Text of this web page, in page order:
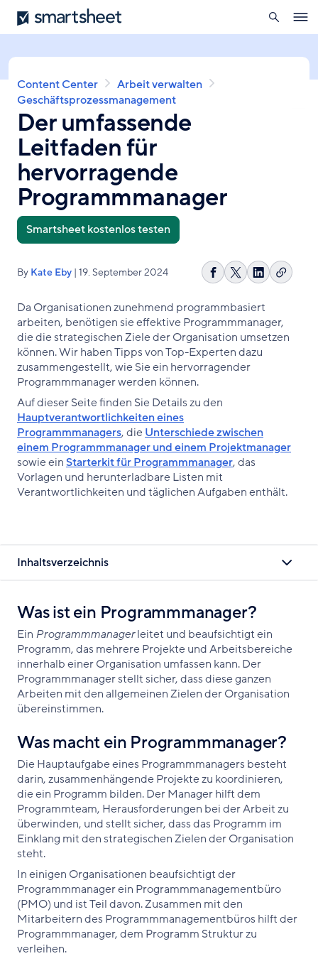
Direkt
zum
Smartsheet
öffnen
Pfadnavigation
Content Center
Arbeit verwalten
Geschäftsprozessmanagement
Der umfassende
Leitfaden für
hervorragende
Programmmanager
Smartsheet kostenlos testen
By Kate Eby | 19. September 2024
Auf
teilen
Share
X
Auf
teilen
Link
Da Organisationen zunehmend programmbasiert
arbeiten, benötigen sie effektive Programmmanager,
die die strategischen Ziele der Organisation umsetzen
können. Wir haben Tipps von Top-Experten dazu
zusammengestellt, wie Sie ein hervorragender
Programmmanager werden können.
Auf dieser Seite finden Sie Details zu den
Hauptverantwortlichkeiten eines
Programmmanagers, dieUnterschiede zwischen
einem Programmmanager und einem Projektmanager
sowie einStarterkit für Programmmanager, das
Vorlagen und herunterladbare Listen mit
Verantwortlichkeiten und täglichen Aufgaben enthält.
Inhaltsverzeichnis
Was ist ein Programmmanager?
Ein Programmmanagerleitet und beaufsichtigt ein
Programm, das mehrere Projekte und Arbeitsbereiche
innerhalb einer Organisation umfassen kann. Der
Programmmanager stellt sicher, dass diese ganzen
Arbeiten mit den allgemeinen Zielen der Organisation
übereinstimmen.
Was macht ein Programmmanager?
Die Hauptaufgabe eines Programmmanagers besteht
darin, zusammenhängende Projekte zu koordinieren,
die ein Programm bilden. Der Manager hilft dem
Programmteam, Herausforderungen bei der Arbeit zu
überwinden, und stellt sicher, dass das Programm im
Einklang mit den strategischen Zielen der Organisation
steht.
In einigen Organisationen beaufsichtigt der
Programmmanager ein Programmmanagementbüro
(PMO) und ist Teil davon. Zusammen mit den
Mitarbeitern des Programmmanagementbüros hilft der
Programmmanager, dem Programm Struktur zu
verleihen.